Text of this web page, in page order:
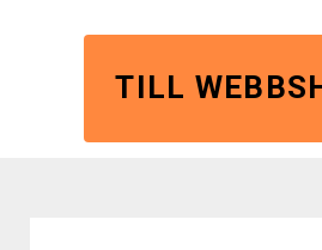
TILL